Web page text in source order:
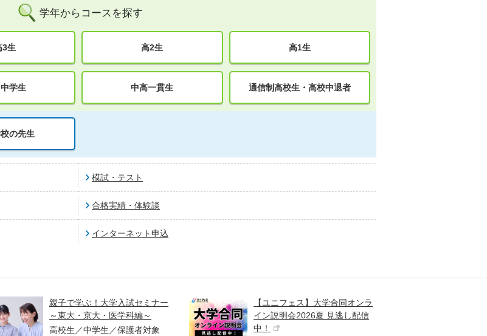
学年からコースを探す
3生 高2生 高1生
学生 中高一貫生 通信制高校生・高校中退者
の先生
模試・テスト
合格実績・体験談
インターネット申込
親子で学ぶ！大学入試セミナー
～東大・京大・医学科編～
高校生／中学生／保護者対象
【ユニフェス】大学合同オンラ
イン説明会2026夏 見逃し配信
中！